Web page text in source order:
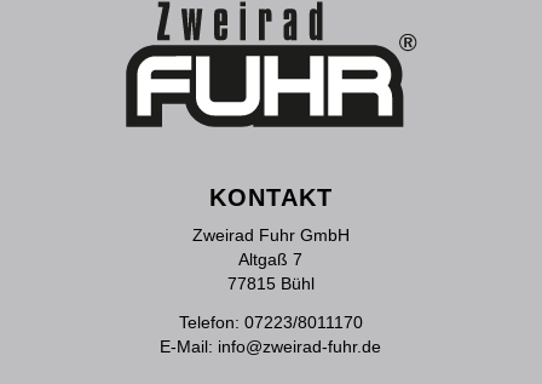
KONTAKT
Zweirad Fuhr GmbH
Altgaß 7
77815 Bühl
Telefon: 07223/8011170
E-Mail: info@zweirad-fuhr.de